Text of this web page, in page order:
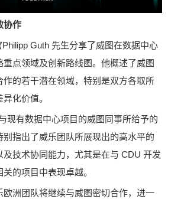
协作
Guth 先生分享了威图在数据中心
点领域及创新路线图。他概述了威图
的若干潜在领域，特别是双方各取所
化价值。
现有数据中心项目的威图同事所给予的
指出了威乐团队所展现出的高水平的
及技术协同能力，尤其是在与 CDU 开发
的项目中表现卓越。
欧洲团队将继续与威图密切合作，进一